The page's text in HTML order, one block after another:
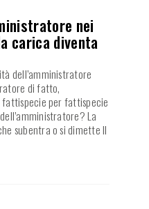
nei
carica diventa
dell’amministratore
di fatto,
fattispecie per fattispecie
La
subentra o si dimette Il